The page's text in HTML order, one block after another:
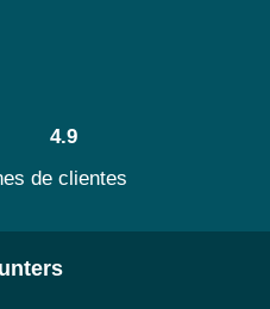
4.9
de clientes